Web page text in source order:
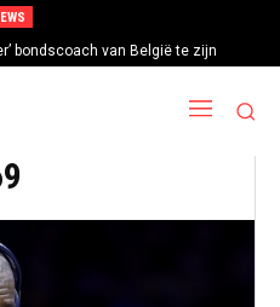
bondscoach van België te zijn
ondanks toenemende kritiek op
FIFA-baas